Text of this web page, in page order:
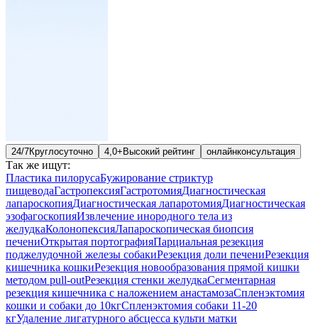
24/7Круглосуточно 4,0+ Высокий рейтинг онлайнконсультация
Так же ищут:
Пластика пилорусаБужирование стриктур
пищеводаГастропексияГастротомияДиагностическая
лапароскопияДиагностическая лапаротомияДиагностическая
эзофагоскопияИзвлечение инородного тела из
желудкаКолонопексияЛапароскопическая биопсия
печениОткрытая портографияПарциальная резекция
поджелудочной железы собакиРезекция доли печениРезекция
кишечника кошкиРезекция новообразования прямой кишки
методом pull-outРезекция стенки желудкаСегментарная
резекция кишечника с наложением анастамозаСпленэктомия
кошки и собаки до 10кгСпленэктомия собаки 11-20
кгУдаление лигатурного абсцесса культи матки